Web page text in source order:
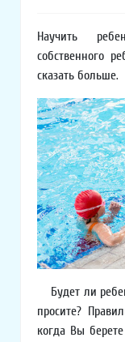
Научить
собственного
сказать больше.
Будет ли
просите?
когда Вы